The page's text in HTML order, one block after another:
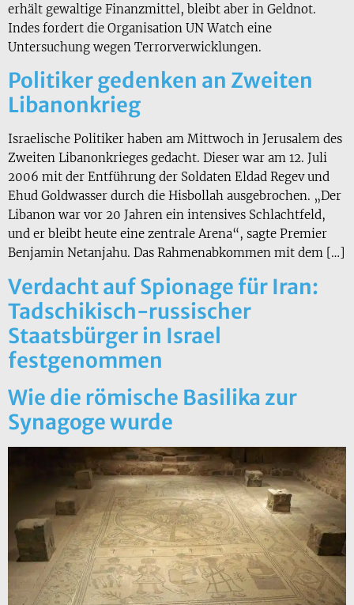
erhält gewaltige Finanzmittel, bleibt aber in Geldnot.
Indes fordert die Organisation UN Watch eine
Untersuchung wegen Terrorverwicklungen.
Politiker gedenken an Zweiten
Libanonkrieg
Israelische Politiker haben am Mittwoch in Jerusalem des
Zweiten Libanonkrieges gedacht. Dieser war am 12. Juli
2006 mit der Entführung der Soldaten Eldad Regev und
Ehud Goldwasser durch die Hisbollah ausgebrochen. „Der
Libanon war vor 20 Jahren ein intensives Schlachtfeld,
und er bleibt heute eine zentrale Arena“, sagte Premier
Benjamin Netanjahu. Das Rahmenabkommen mit dem […]
Verdacht auf Spionage für Iran:
Tadschikisch-russischer
Staatsbürger in Israel
festgenommen
Wie die römische Basilika zur
Synagoge wurde